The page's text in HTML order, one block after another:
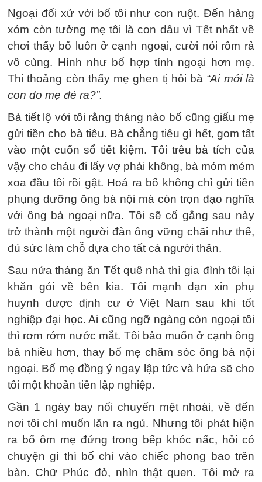
Ngoại đối xử với bố tôi như con ruột. Đến hàng
xóm còn tưởng mẹ tôi là con dâu vì Tết nhất về
chơi thấy bố luôn ở cạnh ngoại, cười nói rôm rả
vô cùng. Hình như bố hợp tính ngoại hơn mẹ.
Thi thoảng còn thấy mẹ ghen tị hỏi bà “Ai mới là
con do mẹ đẻ ra?”.
Bà tiết lộ với tôi rằng tháng nào bố cũng giấu mẹ
gửi tiền cho bà tiêu. Bà chẳng tiêu gì hết, gom tất
vào một cuốn sổ tiết kiệm. Tôi trêu bà tích của
vậy cho cháu đi lấy vợ phải không, bà móm mém
xoa đầu tôi rồi gật. Hoá ra bố không chỉ gửi tiền
phụng dưỡng ông bà nội mà còn trọn đạo nghĩa
với ông bà ngoại nữa. Tôi sẽ cố gắng sau này
trở thành một người đàn ông vững chãi như thế,
đủ sức làm chỗ dựa cho tất cả người thân.
Sau nửa tháng ăn Tết quê nhà thì gia đình tôi lại
khăn gói về bên kia. Tôi mạnh dạn xin phụ
huynh được định cư ở Việt Nam sau khi tốt
nghiệp đại học. Ai cũng ngỡ ngàng còn ngoại tôi
thì rơm rớm nước mắt. Tôi bảo muốn ở cạnh ông
bà nhiều hơn, thay bố mẹ chăm sóc ông bà nội
ngoại. Bố mẹ đồng ý ngay lập tức và hứa sẽ cho
tôi một khoản tiền lập nghiệp.
Gần 1 ngày bay nối chuyến mệt nhoài, về đến
nơi tôi chỉ muốn lăn ra ngủ. Nhưng tôi phát hiện
ra bố ôm mẹ đứng trong bếp khóc nấc, hỏi có
chuyện gì thì bố chỉ vào chiếc phong bao trên
bàn. Chữ Phúc đỏ, nhìn thật quen. Tôi mở ra